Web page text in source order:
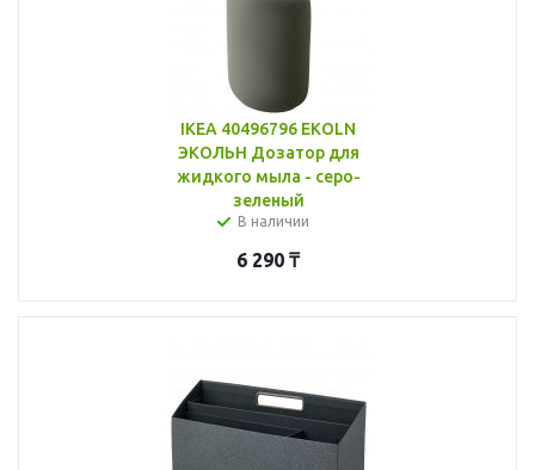
IKEA 40496796 EKOLN
ЭКОЛЬН Дозатор для
жидкого мыла - серо-
зеленый
В наличии
6 290 ₸